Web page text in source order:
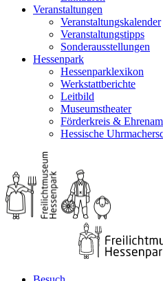
Veranstaltungen
Veranstaltungskalender
Veranstaltungstipps
Sonderausstellungen
Hessenpark
Hessenparklexikon
Werkstattberichte
Leitbild
Museumstheater
Förderkreis &
Hessische